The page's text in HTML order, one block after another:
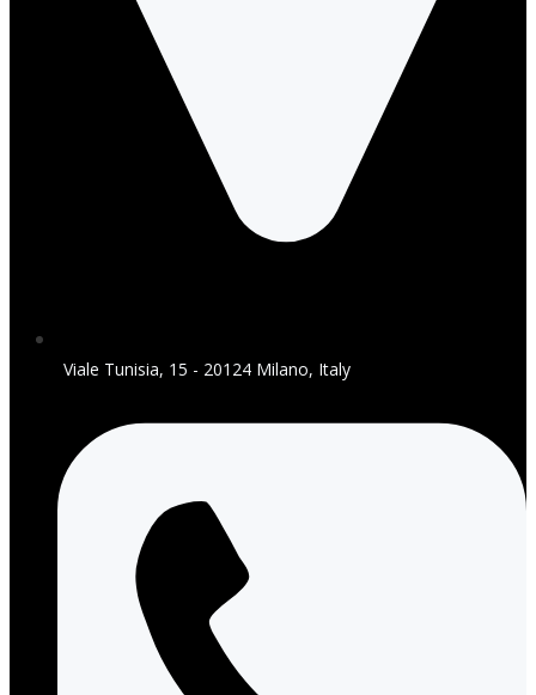
Viale Tunisia, 15 - 20124 Milano, Italy